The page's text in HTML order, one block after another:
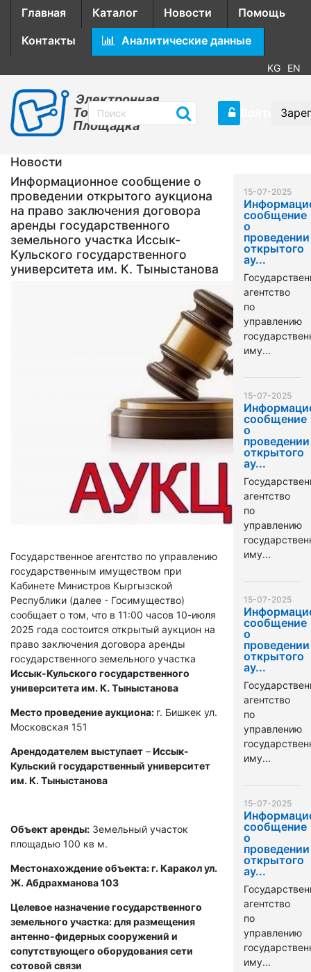
Главная Каталог Новости
Помощь
Контакты
Аналитические данные
KG EN
Электронная
Торговая
Площадка
Новости
Информационное сообщение о
проведении открытого аукциона
на право заключения договора
аренды государственного
земельного участка Иссык-
Кульского государственного
университета им. К. Тыныстанова
Государственное агентство по управлению
государственным имуществом при
Кабинете Министров Кыргызской
Республики (далее - Госимущество)
сообщает о том, что в 11:00 часов 10-июля
2025 года состоится открытый аукцион на
право заключения договора аренды
государственного земельного участка
Иссык-Кульского государственного
университета им. К. Тыныстанова
Место проведение аукциона: г. Бишкек ул.
Московская 151
Арендодателем выступает –Иссык-
Кульский государственный университет
им. К. Тыныстанова
Объект аренды: Земельный участок
площадью 100 кв м.
Местонахождение объекта: г. Каракол ул.
Ж. Абдрахманова 103
Целевое назначение государственного
земельного участка: для размещения
антенно-фидерных сооружений и
сопутствующего оборудования сети
сотовой связи
15-07-2025
сообщение
о
проведении
открытого
ау...
агентство
по
управлению
иму...
15-07-2025
сообщение
о
проведении
открытого
ау...
агентство
по
управлению
иму...
15-07-2025
сообщение
о
проведении
открытого
ау...
агентство
по
управлению
иму...
15-07-2025
сообщение
о
проведении
открытого
ау...
агентство
по
управлению
иму...